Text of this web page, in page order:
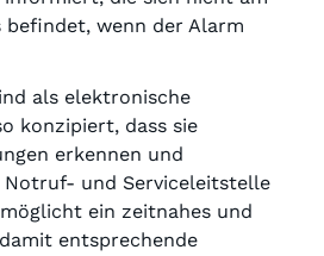
befindet, wenn der Alarm
als elektronische
konzipiert, dass sie
erkennen und
Notruf- und Serviceleitstelle
ein zeitnahes und
entsprechende